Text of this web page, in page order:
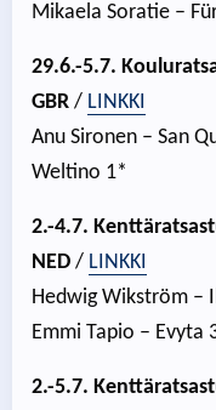
Mikaela Soratie –
29.6.-5.7.
GBR / LINKKI
Anu Sironen – San
Weltino 1*
2.-4.7.
NED / LINKKI
Hedwig Wikström –
Emmi Tapio –
2.-5.7.